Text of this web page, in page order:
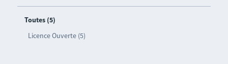
Toutes (5)
Licence Ouverte (5)